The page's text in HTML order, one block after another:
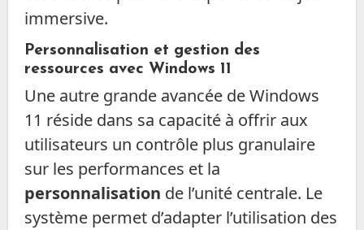
immersive.
Personnalisation et gestion des
ressources avec Windows 11
Une autre grande avancée de Windows
11 réside dans sa capacité à offrir aux
utilisateurs un contrôle plus granulaire
sur les performances et la
personnalisation de l’unité centrale. Le
système permet d’adapter l’utilisation des